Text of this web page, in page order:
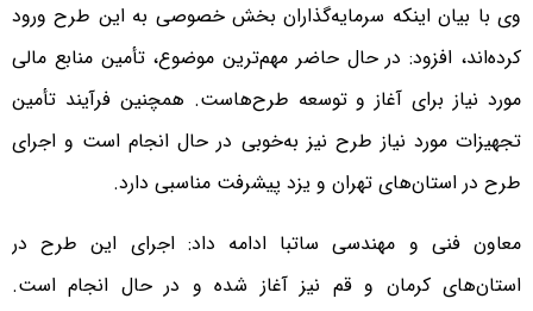
وی با بیان اینکه سرمایه‌گذاران بخش خصوصی به این طرح ورود
کرده‌اند، افزود: در حال حاضر مهم‌ترین موضوع، تأمین منابع مالی
مورد نیاز برای آغاز و توسعه طرح‌هاست. همچنین فرآیند تأمین
تجهیزات مورد نیاز طرح نیز به‌خوبی در حال انجام است و اجرای
طرح در استان‌های تهران و یزد پیشرفت مناسبی دارد.
معاون فنی و مهندسی ساتبا ادامه داد: اجرای این طرح در
استان‌های کرمان و قم نیز آغاز شده و در حال انجام است.